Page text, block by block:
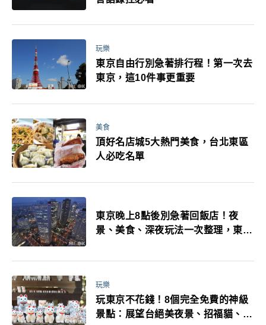
玩樂
東京自由行別急著排行程！第一次去
東京，這10件事更重要
美食
頂好名店城5大熱門美食，台北東區
人必吃名單
東京晚上8點後別急著回飯店！夜
景、美食、深夜玩法一次整理，東京
玩樂
玩東京不花錢！8個完全免費的神級
景點：展望台絕美夜景、招福貓、皇